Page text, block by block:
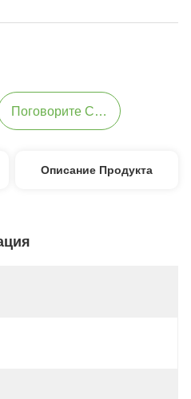
Поговорите Сейчас
Описание Продукта